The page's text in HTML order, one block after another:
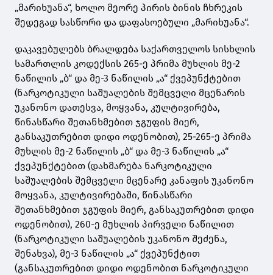
„მარიხუანა“, ხოლო მეორე პირის ბინის ჩხრეკის
შედეგად სასწორი და დაფასოებული „მარიხუანა“.
დაკავებულებს ბრალდება საქართველოს სისხლის
სამართლის კოდექსის 265-ე პრიმა მუხლის მე-2
ნაწილის „ბ“ და მე-3 ნაწილის „ა“ ქვეპუნქტებით
(ნარკოტიკული საშუალების შემცველი მცენარის
უკანონო დათესვა, მოყვანა, კულტივირება,
წინასწარი შეთანხმებით ჯგუფის მიერ,
განსაკუთრებით დიდი ოდენობით), 25-265-ე პრიმა
მუხლის მე-2 ნაწილის „ბ“ და მე-3 ნაწილის „ა“
ქვეპუნქტებით (დახმარება ნარკოტიკული
საშუალების შემცველი მცენარე კანაფის უკანონო
მოყვანა, კულტივირებაში, წინასწარი
შეთანხმებით ჯგუფის მიერ, განსაკუთრებით დიდი
ოდენობით), 260-ე მუხლის პირველი ნაწილით
(ნარკოტიკული საშუალების უკანონო შეძენა,
შენახვა), მე-3 ნაწილის „ა“ ქვეპუნქტით
(განსაკუთრებით დიდი ოდენობით ნარკოტიკული